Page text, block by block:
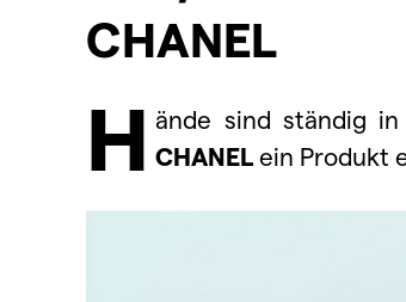
CHANEL
H ände sind ständig
CHANEL ein Produkt